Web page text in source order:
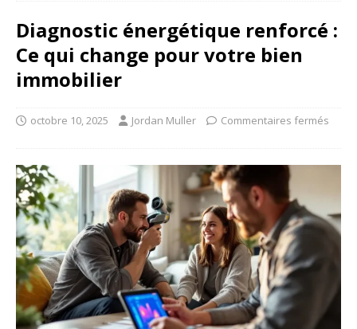
Diagnostic énergétique renforcé :
Ce qui change pour votre bien
immobilier
octobre 10, 2025 Jordan Muller Commentaires fermés